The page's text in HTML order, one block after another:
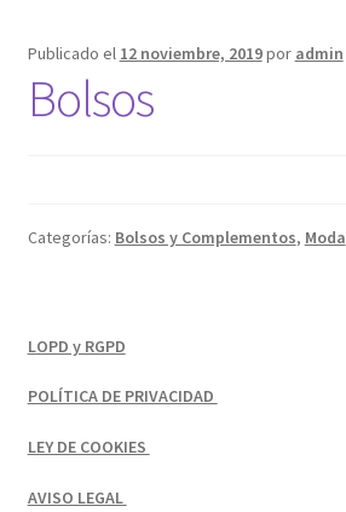
OCIO
Política de cookies
TECNOLOGÍA
VENTA DE TERRENO EN SEVILLA
Publicado el 12 noviembre, 2019por admin
Bolsos
Categorías: Bolsos y Complementos, Moda
LOPD y RGPD
POLÍTICA DE PRIVACIDAD
LEY DE COOKIES
AVISO LEGAL